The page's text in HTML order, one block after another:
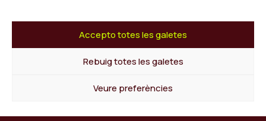
Accepto totes les galetes
Rebuig totes les galetes
Veure preferències
FAQ
Política de privadesa i Cookies
Termes i Condicions de Compra